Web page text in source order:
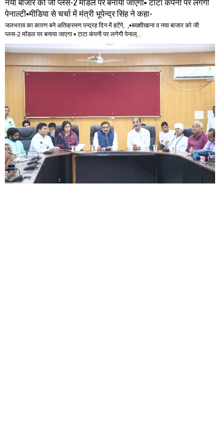
पेनाल्टी▪️मीडिया से चर्चा में मंत्री भूपेन्द्र सिंह ने कहा-
जलभराव का कारण बने अतिक्रमण पन्द्रह दिन में हटेंगे, ,▪️बख्शीखाना व नया बाजार को जी
प्लस-2 मॉडल पर बनाया जाएगा ▪️ टाटा कंपनी पर लगेगी पेनाल्...